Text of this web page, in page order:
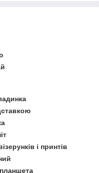
і принтів